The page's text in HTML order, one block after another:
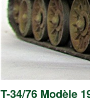
T-34/76 Modèle